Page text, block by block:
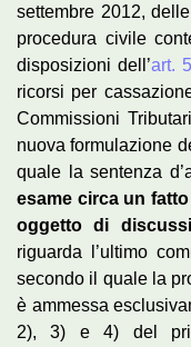
settembre 2012,
procedura civile
disposizioni dell’art.
ricorsi per
Commissioni
nuova formulazione
quale la sentenza
esame circa un
oggetto di
riguarda l’ultimo
secondo il quale la
è ammessa
2), 3) e 4) del